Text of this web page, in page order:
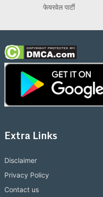
फेयरवेल पार्टी
Extra Links
Disclaimer
Privacy Policy
Contact us